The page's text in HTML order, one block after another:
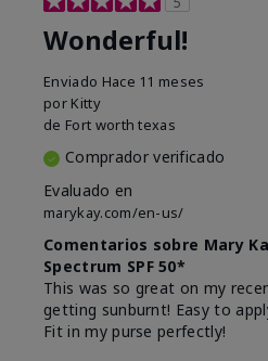
Wonderful!
Enviado Hace 11 meses
por Kitty
de Fort worth texas
Comprador verificado
Evaluado en
marykay.com/en-us/
Comentarios sobre Mary
Spectrum SPF 50*
This was so great on my
getting sunburnt! Easy to
Fit in my purse perfectly!